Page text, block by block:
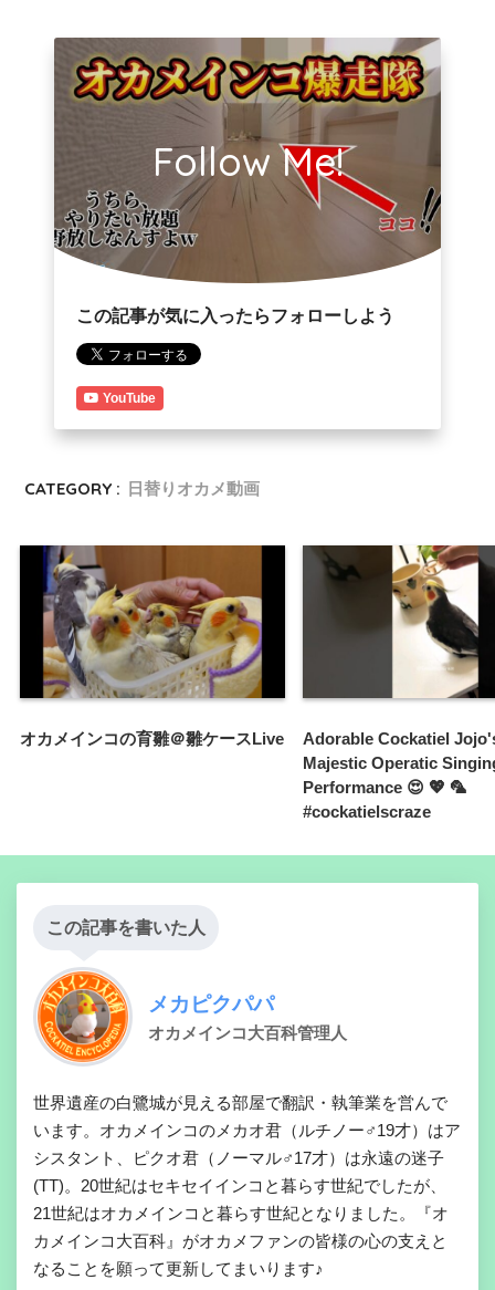
Follow Me!
この記事が気に入ったらフォローしよう
YouTube
CATEGORY : 日替りオカメ動画
オカメインコの育雛＠雛ケースLive
Adorable Cockatiel
Majestic Operatic
Performance 😍 💖 🦜
#cockatielscraze
この記事を書いた人
メカピクパパ
オカメインコ大百科管理人
世界遺産の白鷺城が見える部屋で翻訳・執筆業を営んで
います。オカメインコのメカオ君（ルチノー♂19才）はア
シスタント、ピクオ君（ノーマル♂17才）は永遠の迷子
(TT)。20世紀はセキセイインコと暮らす世紀でしたが、
21世紀はオカメインコと暮らす世紀となりました。『オ
カメインコ大百科』がオカメファンの皆様の心の支えと
なることを願って更新してまいります♪